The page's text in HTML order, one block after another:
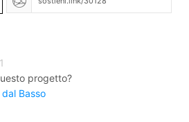
progetto?
Basso